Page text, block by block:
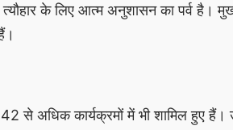
के लिए आत्म अनुशासन का पर्व है।
से अधिक कार्यक्रमों में भी शामिल हुए हैं।